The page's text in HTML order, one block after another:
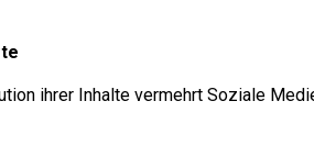
ihrer Inhalte vermehrt Soziale